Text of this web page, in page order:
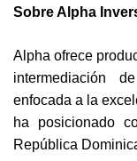
Sobre Alpha
Alpha ofrece
intermediación
enfocada a la
ha posicionado
República